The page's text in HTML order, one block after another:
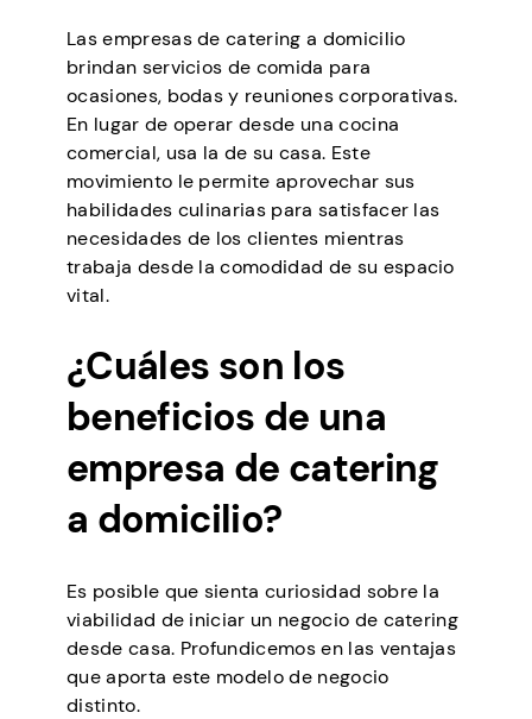
Las empresas de catering a domicilio
brindan servicios de comida para
ocasiones, bodas y reuniones corporativas.
En lugar de operar desde una cocina
comercial, usa la de su casa. Este
movimiento le permite aprovechar sus
habilidades culinarias para satisfacer las
necesidades de los clientes mientras
trabaja desde la comodidad de su espacio
vital.
¿Cuáles son los
beneficios de una
empresa de catering
a domicilio?
Es posible que sienta curiosidad sobre la
viabilidad de iniciar un negocio de catering
desde casa. Profundicemos en las ventajas
que aporta este modelo de negocio
distinto.